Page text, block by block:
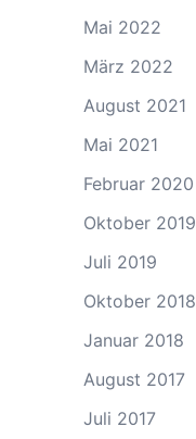
Mai 2022
März 2022
August 2021
Mai 2021
Februar 2020
Oktober 2019
Juli 2019
Oktober 2018
Januar 2018
August 2017
Juli 2017